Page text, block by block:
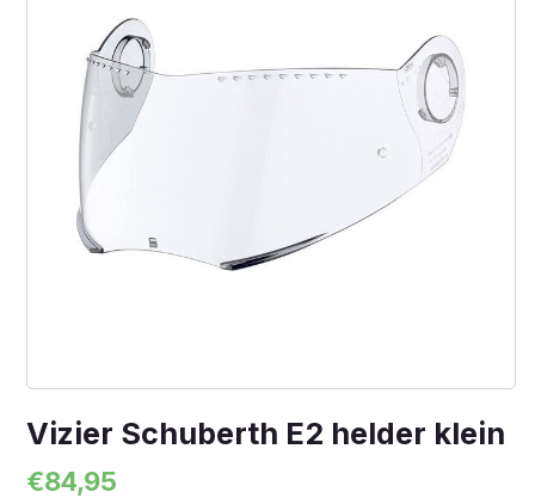
Vizier Schuberth E2 helder klein
€84,95